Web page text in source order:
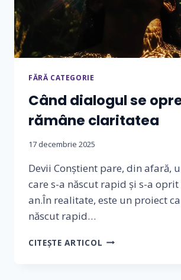
FĂRĂ CATEGORIE
Când dialogul se
rămâne claritatea
17 decembrie 2025
Devii Conștient pare, din afară,
care s-a născut rapid și s-a
an.În realitate, este un proiect
născut rapid…
CITEȘTE ARTICOL CÂND